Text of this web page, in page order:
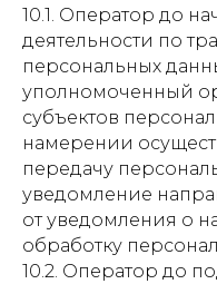
10.1. Оператор до
деятельности по
персональных
уполномоченный
субъектов
намерении
передачу
уведомление
от уведомления о
обработку
10.2. Оператор до